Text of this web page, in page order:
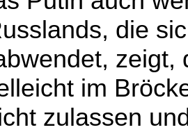
die
zeigt,
im
zulassen